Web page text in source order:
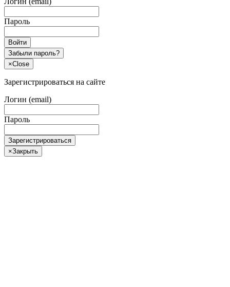
Пароль
Войти
Забыли пароль?
×Close
Зарегистрироваться на сайте
Логин (email)
Пароль
Зарегистрироваться
×Закрыть